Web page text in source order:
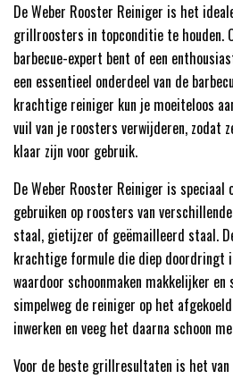
De Weber Rooster Reiniger is het
grillroosters in topconditie te houden.
barbecue-expert bent of een
een essentieel onderdeel van de
krachtige reiniger kun je moeiteloos
vuil van je roosters verwijderen, zodat
klaar zijn voor gebruik.
De Weber Rooster Reiniger is
gebruiken op roosters van
staal, gietijzer of geëmailleerd staal.
krachtige formule die diep doordringt
waardoor schoonmaken makkelijker en
simpelweg de reiniger op het
inwerken en veeg het daarna schoon
Voor de beste grillresultaten is het